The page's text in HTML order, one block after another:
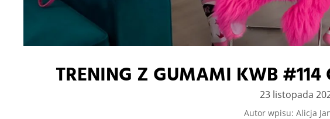
TRENING Z GUMAMI KWB #114
23 listopada
Autor wpisu: Alicja